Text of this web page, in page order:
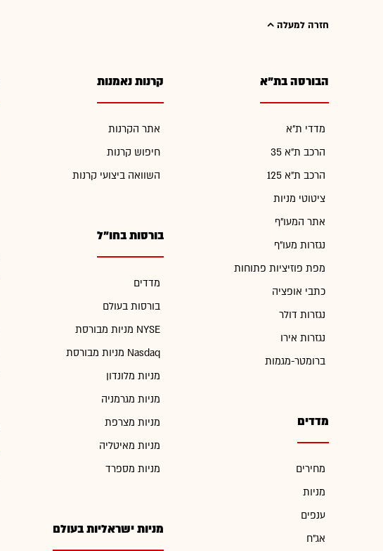
חזרה למעלה
הבורסה בת"א
מדדי ת"א
הרכב ת"א 35
הרכב ת"א 125
ציטוטי מניות
אתר המעו"ף
נגזרות מעו"ף
מפת פוזיציות פתוחות
כתבי אופציה
נגזרות דולר
נגזרות אירו
ברומטר-מגמות
מדדים
מחירים
מניות
ענפים
אג"ח
קרנות נאמנות
אתר הקרנות
חיפוש קרנות
השוואה ביצועי קרנות
בורסות בחו"ל
מדדים
בורסות בעולם
מניות מבורסת NYSE
מניות מבורסת Nasdaq
מניות מלונדון
מניות מגרמניה
מניות מצרפת
מניות מאיטליה
מניות מספרד
מניות ישראליות בעולם